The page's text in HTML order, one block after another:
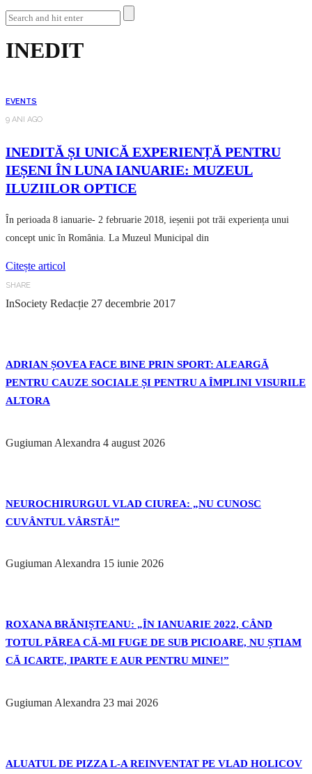
INEDIT
EVENTS
9 ANI AGO
INEDITĂ ȘI UNICĂ EXPERIENȚĂ PENTRU
IEȘENI ÎN LUNA IANUARIE: MUZEUL
ILUZIILOR OPTICE
În perioada 8 ianuarie- 2 februarie 2018, ieșenii pot trăi experiența unui
concept unic în România. La Muzeul Municipal din
Citește articol
SHARE
InSociety Redacție 27 decembrie 2017
ADRIAN ȘOVEA FACE BINE PRIN SPORT: ALEARGĂ
PENTRU CAUZE SOCIALE ȘI PENTRU A ÎMPLINI VISURILE
ALTORA
Gugiuman Alexandra 4 august 2026
NEUROCHIRURGUL VLAD CIUREA: „NU CUNOSC
CUVÂNTUL VÂRSTĂ!”
Gugiuman Alexandra 15 iunie 2026
ROXANA BRĂNIȘTEANU: „ÎN IANUARIE 2022, CÂND
TOTUL PĂREA CĂ-MI FUGE DE SUB PICIOARE, NU ȘTIAM
CĂ ICARTE, IPARTE E AUR PENTRU MINE!”
Gugiuman Alexandra 23 mai 2026
ALUATUL DE PIZZA L-A REINVENTAT PE VLAD HOLICOV